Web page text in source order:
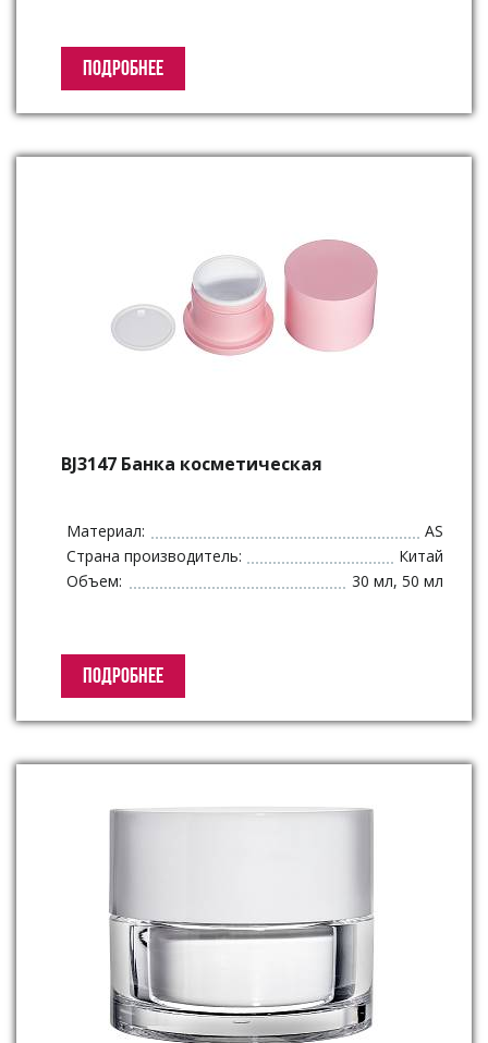
ПОДРОБНЕЕ
BJ3147 Банка косметическая
Материал:
AS
Страна производитель:
Китай
Объем:
30 мл, 50 мл
ПОДРОБНЕЕ